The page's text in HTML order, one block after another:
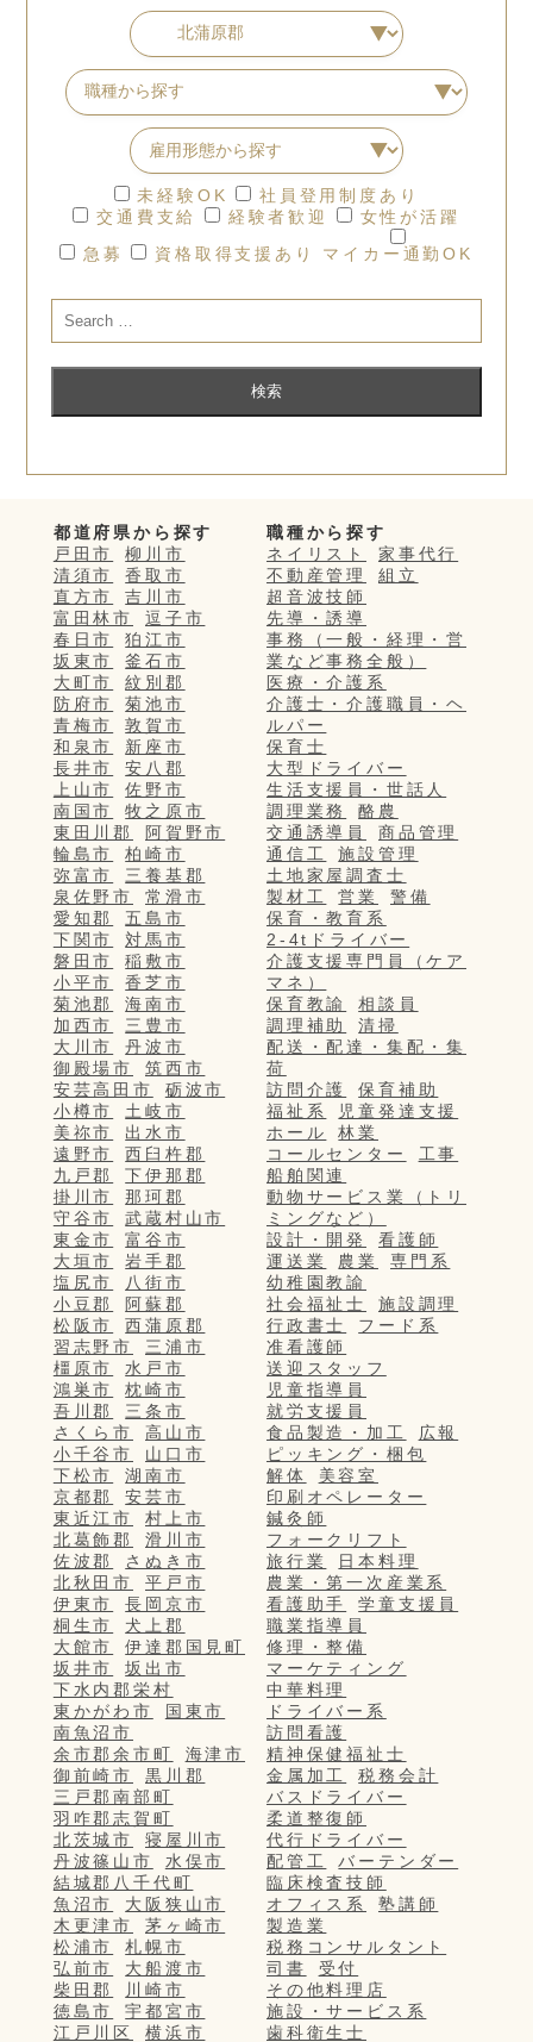
未経験OK
社員登用制度あり
交通費支給
経験者歓迎
女性が活躍
急募
資格取得支援あり マイカー通勤OK
都道府県から探す
戸田市
柳川市
清須市
香取市
直方市
吉川市
富田林市
逗子市
春日市
狛江市
坂東市
釜石市
大町市
紋別郡
防府市
菊池市
青梅市
敦賀市
和泉市
新座市
長井市
安八郡
上山市
佐野市
南国市
牧之原市
東田川郡
阿賀野市
輪島市
柏崎市
弥富市
三養基郡
泉佐野市
常滑市
愛知郡
五島市
下関市
対馬市
磐田市
稲敷市
小平市
香芝市
菊池郡
海南市
加西市
三豊市
大川市
丹波市
御殿場市
筑西市
安芸高田市
砺波市
小樽市
土岐市
美祢市
出水市
遠野市
西臼杵郡
九戸郡
下伊那郡
掛川市
那珂郡
守谷市
武蔵村山市
東金市
富谷市
大垣市
岩手郡
塩尻市
八街市
小豆郡
阿蘇郡
松阪市
西蒲原郡
習志野市
三浦市
橿原市
水戸市
鴻巣市
枕崎市
吾川郡
三条市
さくら市
高山市
小千谷市
山口市
下松市
湖南市
京都郡
安芸市
東近江市
村上市
北葛飾郡
滑川市
佐波郡
さぬき市
北秋田市
平戸市
伊東市
長岡京市
桐生市
犬上郡
大館市
伊達郡国見町
坂井市
坂出市
下水内郡栄村
東かがわ市
国東市
南魚沼市
余市郡余市町
海津市
御前崎市
黒川郡
三戸郡南部町
羽咋郡志賀町
北茨城市
寝屋川市
丹波篠山市
水俣市
結城郡八千代町
魚沼市
大阪狭山市
木更津市
茅ヶ崎市
松浦市
札幌市
弘前市
大船渡市
柴田郡
川崎市
徳島市
宇都宮市
江戸川区
横浜市
職種から探す
ネイリスト
家事代行
不動産管理
組立
超音波技師
先導・誘導
事務（一般・経理・営
業など事務全般）
医療・介護系
介護士・介護職員・ヘ
ルパー
保育士
大型ドライバー
生活支援員・世話人
調理業務
酪農
交通誘導員
商品管理
通信工
施設管理
土地家屋調査士
製材工
営業
警備
保育・教育系
2-4tドライバー
介護支援専門員（ケア
マネ）
保育教諭
相談員
調理補助
清掃
配送・配達・集配・集
荷
訪問介護
保育補助
福祉系
児童発達支援
ホール
林業
コールセンター
工事
船舶関連
動物サービス業（トリ
ミングなど）
設計・開発
看護師
運送業
農業
専門系
幼稚園教諭
社会福祉士
施設調理
行政書士
フード系
准看護師
送迎スタッフ
児童指導員
就労支援員
食品製造・加工
広報
ピッキング・梱包
解体
美容室
印刷オペレーター
鍼灸師
フォークリフト
旅行業
日本料理
農業・第一次産業系
看護助手
学童支援員
職業指導員
修理・整備
マーケティング
中華料理
ドライバー系
訪問看護
精神保健福祉士
金属加工
税務会計
バスドライバー
柔道整復師
代行ドライバー
配管工
バーテンダー
臨床検査技師
オフィス系
塾講師
製造業
税務コンサルタント
司書
受付
その他料理店
施設・サービス系
歯科衛生士